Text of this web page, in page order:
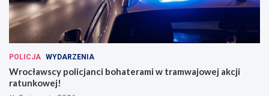
POLICJA WYDARZENIA
Wrocławscy policjanci bohaterami w tramwajowej akcji
ratunkowej!